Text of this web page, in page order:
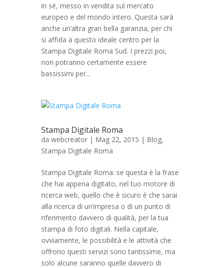
in sé, messo in vendita sul mercato
europeo e del mondo intero. Questa sarà
anche un’altra gran bella garanzia, per chi
si affida a questo ideale centro per la
Stampa Digitale Roma Sud. I prezzi poi,
non potranno certamente essere
bassissimi per...
Stampa Digitale Roma
da webcreator | Mag 22, 2015 | Blog,
Stampa Digitale Roma
Stampa Digitale Roma: se questa è la frase
che hai appena digitato, nel tuo motore di
ricerca web, quello che è sicuro è che sarai
alla ricerca di un’impresa o di un punto di
riferimento davvero di qualità, per la tua
stampa di foto digitali. Nella capitale,
ovviamente, le possibilità e le attività che
offrono questi servizi sono tantissime, ma
solo alcune saranno quelle davvero di